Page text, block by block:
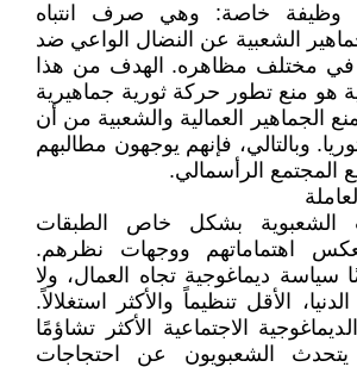
وظيفة خاصة: وهي صرف انتباه
الشعبية عن النضال الواعي ضد
مختلف مظاهره. الهدف من هذا
هو منع تطور حركة ثورية جماهيرية
لمنع الجماهير العمالية والشعبية من أن
وبالتالي، فإنهم يوجهون مطالبهم
المجتمع الرأسمالي.
الشعبوية بشكل خاص الطبقات
اهتماماتهم ووجهات نظرهم.
سياسة ديماغوجية تجاه العمال، ولا
الأقل تنظيماً والأكثر استغلالاً.
الاجتماعية الأكثر تشاؤمًا
يتحدث الشعبويون عن احتجاجات